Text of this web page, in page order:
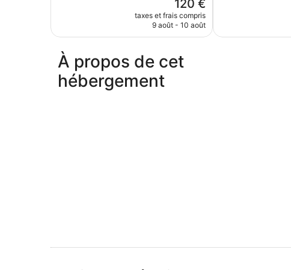
nouveau
prix
120 €
120 €
taxes et frais compris
9 août - 10 août
À propos de cet
hébergement